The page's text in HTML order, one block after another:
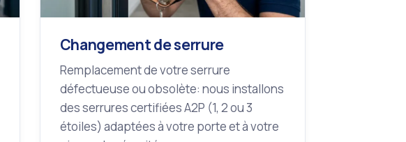
Changement de serrure
Remplacement de votre serrure
défectueuse ou obsolète: nous installons
des serrures certifiées A2P (1, 2 ou 3
étoiles) adaptées à votre porte et à votre